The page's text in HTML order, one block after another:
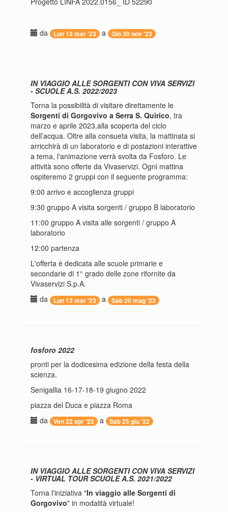
da Lun 13 mar '23 a Gio 30 nov '23
IN VIAGGIO ALLE SORGENTI CON VIVA SERVIZI
- SCUOLE A.S. 2022/2023
Torna la possibilità di visitare direttamente le
Sorgenti di Gorgovivo a Serra S. Quirico, tra
marzo e aprile 2023,alla scoperta del ciclo
dell’acqua. Oltre alla consueta visita, la mattinata si
arricchirà di un laboratorio e di postazioni interattive
a tema, l'animazione verrà svolta da Fosforo. Le
attività sono offerte da Vivaservizi. Ogni mattina
ospiteremo 2 gruppi con il seguente programma:
9:00 arrivo e accoglienza gruppi
9:30 gruppo A visita sorgenti / gruppo B laboratorio
11:00 gruppo A visita alle sorgenti / gruppo A
laboratorio
12:00 partenza
L'offerta è dedicata alle scuole primarie e
secondarie di 1° grado delle zone rifornite da
Vivaservizi S.p.A.
da
Lun 13 mar '23 a Sab 20 mag '23
fosforo 2022
pronti per la dodicesima edizione della festa della
scienza.
Senigallia 16-17-18-19 giugno 2022
piazza del Duca e piazza Roma
da
Ven 22 apr '22 a Sab 25 giu '22
IN VIAGGIO ALLE SORGENTI CON VIVA SERVIZI
- VIRTUAL TOUR SCUOLE A.S. 2021/2022
Torna l'iniziativa "In viaggio alle Sorgenti di
Gorgovivo" in modalità virtuale!